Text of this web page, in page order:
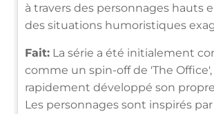
à travers des personnages hauts
des situations humoristiques
Fait: La série a été initialement
comme un spin-off de 'The Office',
rapidement développé son
Les personnages sont inspirés